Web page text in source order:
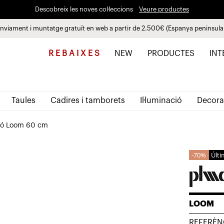
Paga a plaços fins a 3 mesos sense interessos 0% TAE
Descobreix les noves col·leccions Veure productes
i muntatge gratuït en web a partir de 2.500€ (Espanya
R E B A I X E S NEW PRODUCTES
Taules Cadires i tamborets Il·luminació
Loom 60 cm
70%
LOOM